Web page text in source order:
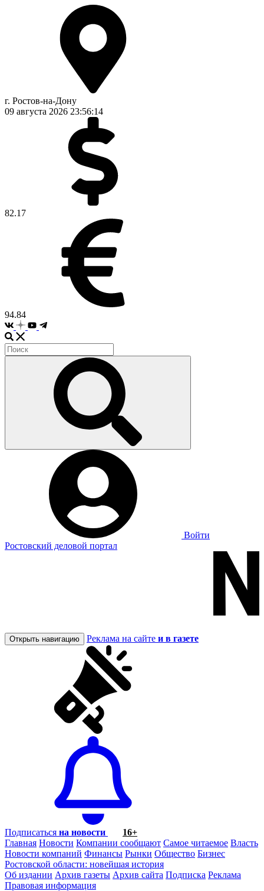
г. Ростов-на-Дону
09 августа 2026 23:56:15
82.17
94.84
Войти
Ростовский деловой портал
Открыть навигацию Реклама на сайте и в газете
Подписаться на новости
16+
Главная Новости Компании сообщают Самое читаемое Власть
Новости компаний Финансы Рынки Общество Бизнес
Ростовской области: новейшая история
Об издании Архив газеты Архив сайта Подписка Реклама
Правовая информация